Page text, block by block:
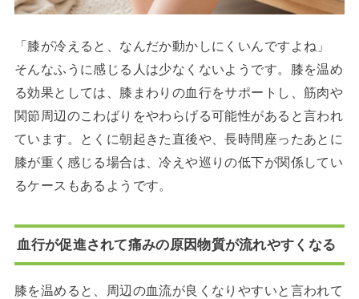
「膝が冷えると、なんだか動かしにくいんですよね」
そんなふうに感じる人は少なくないようです。膝を温め
る効果としては、膝まわりの血行をサポートし、筋肉や
関節周辺のこわばりをやわらげる可能性があると言われ
ています。とくに朝起きた直後や、長時間座ったあとに
膝が重く感じる場合は、冷えや巡りの低下が関係してい
るケースもあるようです。
血行が促進されて痛みの原因物質が流れやすくなる
膝を温めると、周辺の血流が良くなりやすいと言われて